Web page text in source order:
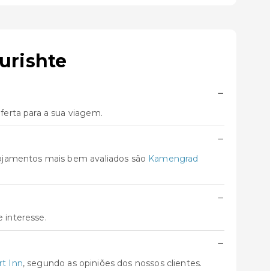
−
para a sua viagem.
−
mais bem avaliados são Kamengrad
−
interesse.
−
Inn, segundo as opiniões dos nossos clientes.